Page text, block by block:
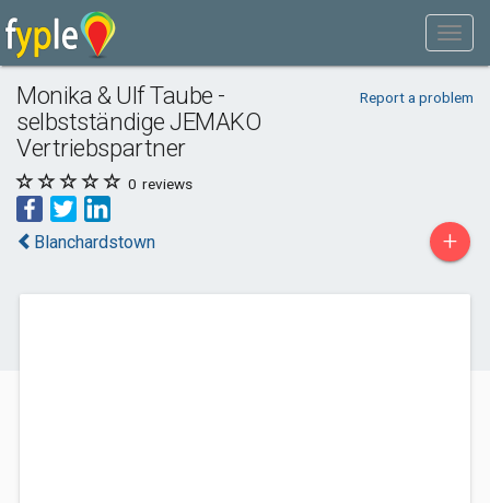
Monika & Ulf Taube -
selbstständige JEMAKO
Vertriebspartner
Report a problem
0 reviews
Blanchardstown +